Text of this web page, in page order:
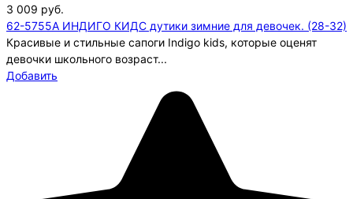
3 009 руб.
62-5755A ИНДИГО КИДС дутики зимние для девочек. (28-32)
Красивые и стильные сапоги Indigo kids, которые оценят
девочки школьного возраст...
Добавить